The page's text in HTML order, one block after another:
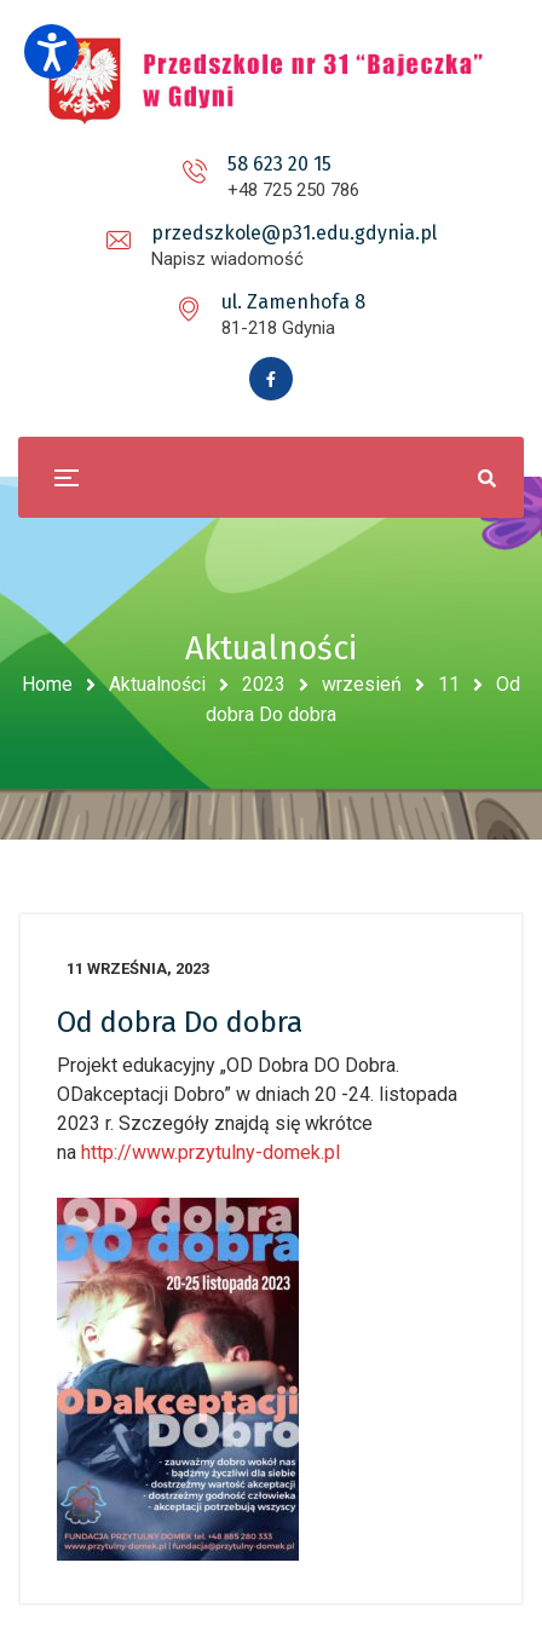
58 623 20 15
+48 725 250 786
przedszkole@p31.edu.gdynia.pl
Napisz wiadomość
ul. Zamenhofa 8
81-218 Gdynia
Aktualności
Home Aktualności 2023 wrzesień 11
Od
dobra Do dobra
11 WRZEŚNIA, 2023
Od dobra Do dobra
Projekt edukacyjny „OD Dobra DO Dobra.
ODakceptacji Dobro” w dniach 20 -24. listopada
2023 r. Szczegóły znajdą się wkrótce
na http://www.przytulny-domek.pl